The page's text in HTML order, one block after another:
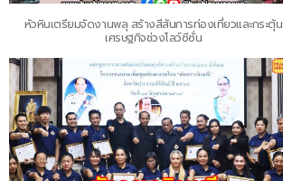
หัวหินเตรียมจัดงานพลุ สร้างสีสันการท่องเที่ยวและกระตุ้น
เศรษฐกิจช่วงโลว์ซีซั่น